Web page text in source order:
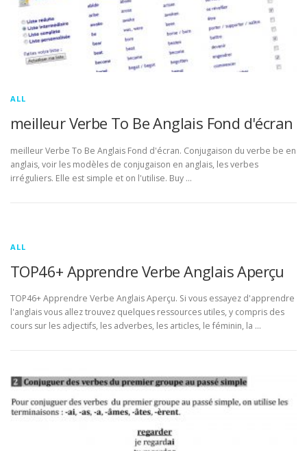
ALL
meilleur Verbe To Be Anglais Fond d'écran
meilleur Verbe To Be Anglais Fond d'écran. Conjugaison du verbe be en
anglais, voir les modèles de conjugaison en anglais, les verbes
irréguliers. Elle est simple et on l'utilise. Buy …
ALL
TOP46+ Apprendre Verbe Anglais Aperçu
TOP46+ Apprendre Verbe Anglais Aperçu. Si vous essayez d'apprendre
l'anglais vous allez trouvez quelques ressources utiles, y compris des
cours sur les adjectifs, les adverbes, les articles, le féminin, la …